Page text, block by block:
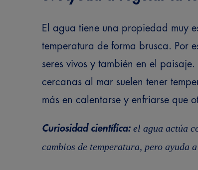
El agua tiene una propiedad muy
temperatura de forma brusca. Por
seres vivos y también en el paisaje.
cercanas al mar suelen tener
más en calentarse y enfriarse que
Curiosidad científica: el agua actúa
cambios de temperatura, pero ayuda